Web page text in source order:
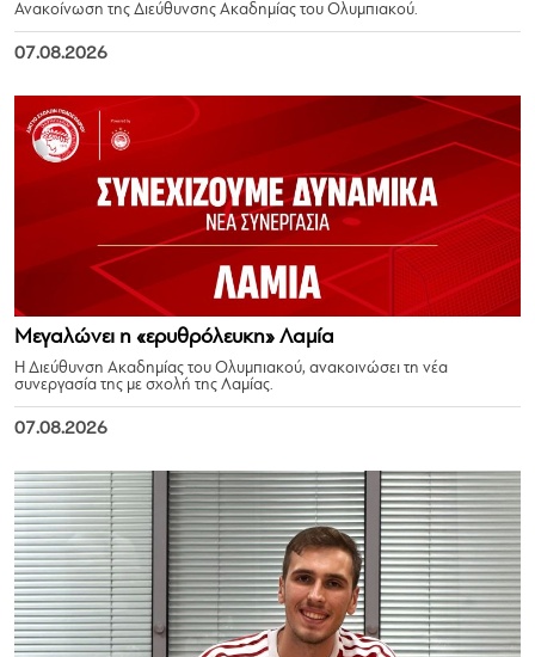
Ανακοίνωση της Διεύθυνσης Ακαδημίας του Ολυμπιακού.
07.08.2026
Μεγαλώνει η «ερυθρόλευκη» Λαμία
Η Διεύθυνση Ακαδημίας του Ολυμπιακού, ανακοινώσει τη νέα
συνεργασία της με σχολή της Λαμίας.
07.08.2026